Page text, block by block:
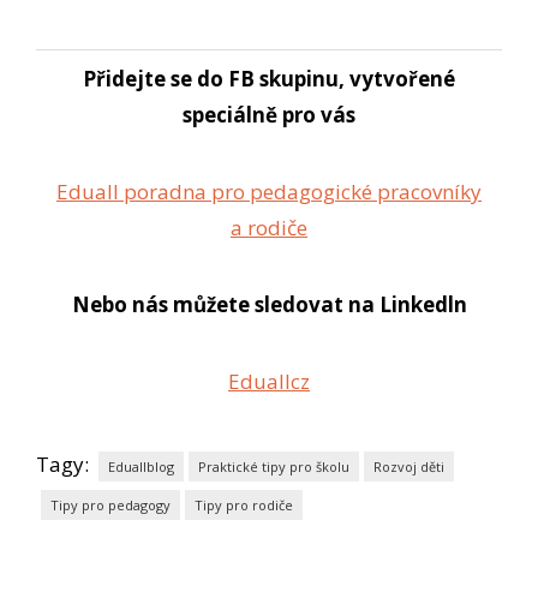
Přidejte se do FB skupinu, vytvořené
speciálně pro vás
Eduall poradna pro pedagogické pracovníky
a rodiče
Nebo nás můžete sledovat na Linkedln
Eduallcz
Tagy: Eduallblog Praktické tipy pro školu Rozvoj děti
Tipy pro pedagogy Tipy pro rodiče